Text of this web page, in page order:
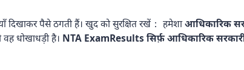
दिखाकर पैसे ठगती हैं। खुद को सुरक्षित रखें： हमेशाआधिकारिक
वह धोखाधड़ी है। NTA ExamResults सिर्फ़ आधिकारिक